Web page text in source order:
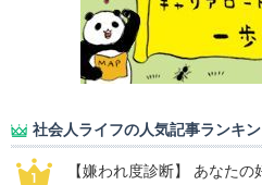
社会人ライフの人気記事ランキ
【嫌われ度診断】 あなた